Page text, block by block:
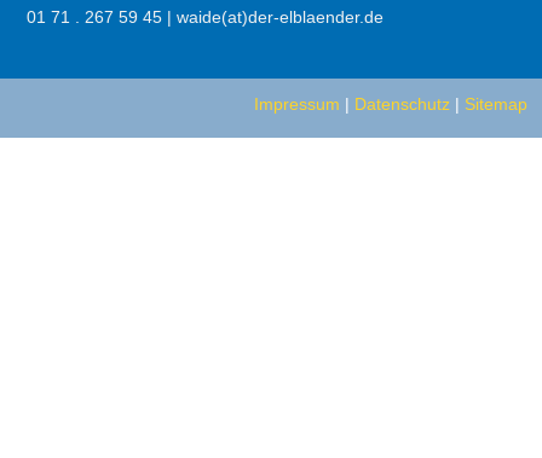
01 71 . 267 59 45 | waide(at)der-elblaender.de
Impressum | Datenschutz | Sitemap